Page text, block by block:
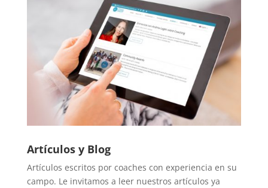
Artículos y Blog
Artículos escritos por coaches con experiencia en su
campo. Le invitamos a leer nuestros artículos ya